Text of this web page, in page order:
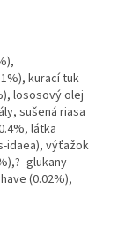
kurací tuk
lososový olej
sušená riasa
látka
idaea), výťažok
-glukany
(0.02%),